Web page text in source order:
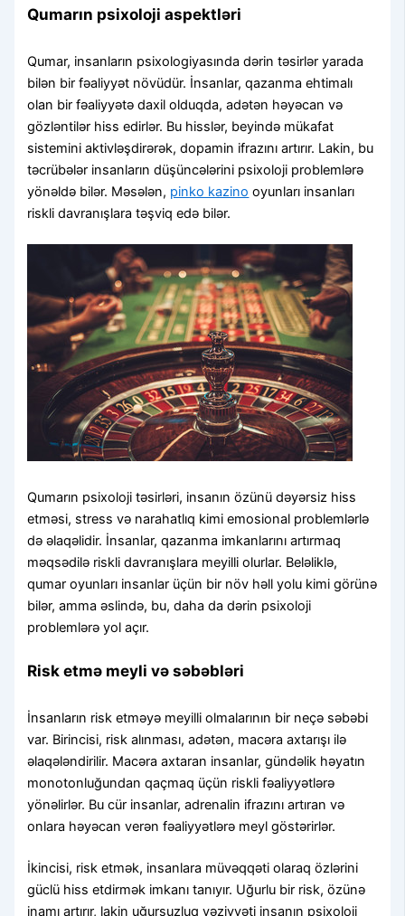
Qumarın psixoloji aspektləri
Qumar, insanların psixologiyasında dərin təsirlər yarada
bilən bir fəaliyyət növüdür. İnsanlar, qazanma ehtimalı
olan bir fəaliyyətə daxil olduqda, adətən həyəcan və
gözləntilər hiss edirlər. Bu hisslər, beyində mükafat
sistemini aktivləşdirərək, dopamin ifrazını artırır. Lakin, bu
təcrübələr insanların düşüncələrini psixoloji problemlərə
yönəldə bilər. Məsələn, pinko kazino oyunları insanları
riskli davranışlara təşviq edə bilər.
Qumarın psixoloji təsirləri, insanın özünü dəyərsiz hiss
etməsi, stress və narahatlıq kimi emosional problemlərlə
də əlaqəlidir. İnsanlar, qazanma imkanlarını artırmaq
məqsədilə riskli davranışlara meyilli olurlar. Beləliklə,
qumar oyunları insanlar üçün bir növ həll yolu kimi görünə
bilər, amma əslində, bu, daha da dərin psixoloji
problemlərə yol açır.
Risk etmə meyli və səbəbləri
İnsanların risk etməyə meyilli olmalarının bir neçə səbəbi
var. Birincisi, risk alınması, adətən, macəra axtarışı ilə
əlaqələndirilir. Macəra axtaran insanlar, gündəlik həyatın
monotonluğundan qaçmaq üçün riskli fəaliyyətlərə
yönəlirlər. Bu cür insanlar, adrenalin ifrazını artıran və
onlara həyəcan verən fəaliyyətlərə meyl göstərirlər.
İkincisi, risk etmək, insanlara müvəqqəti olaraq özlərini
güclü hiss etdirmək imkanı tanıyır. Uğurlu bir risk, özünə
inamı artırır, lakin uğursuzluq vəziyyəti insanın psixoloji